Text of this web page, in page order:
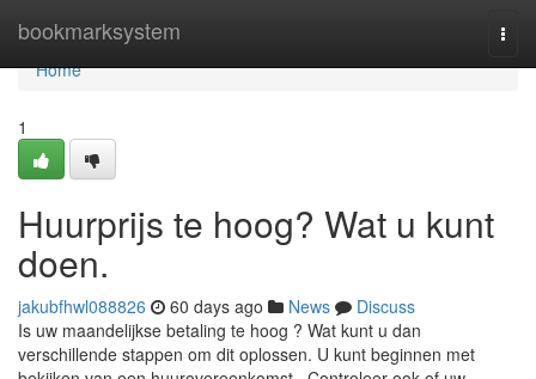
bookmarksystem
Home
Home
1
Huurprijs te hoog? Wat u kunt
doen.
jakubfhwl088826 60 days ago News
Discuss
Is uw maandelijkse betaling te hoog ? Wat kunt u dan
verschillende stappen om dit oplossen. U kunt beginnen met